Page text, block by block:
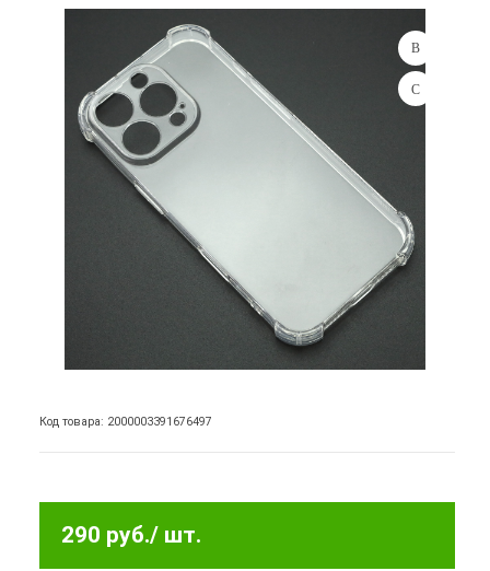
Код товара: 2000003391676497
290 руб./ шт.